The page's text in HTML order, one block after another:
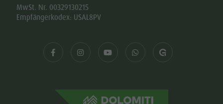
MwSt. Nr. 00329130215
Empfängerkodex: USAL8PV